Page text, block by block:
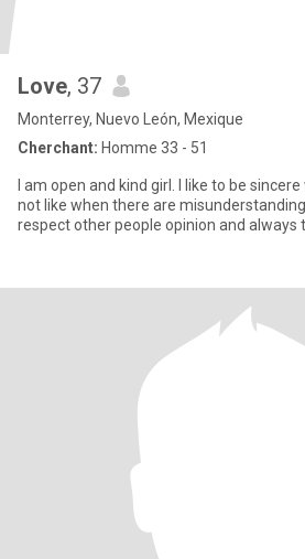
Love, 37
Monterrey, Nuevo León, Mexique
Cherchant: Homme 33 - 51
I am open and kind girl. I like to be
not like when there are
respect other people opinion and always